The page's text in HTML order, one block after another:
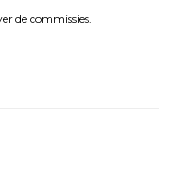
de commissies.